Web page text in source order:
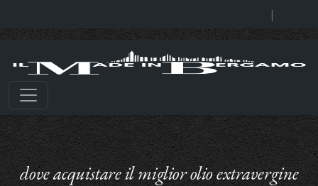
|
dove acquistare il miglior olio extravergine